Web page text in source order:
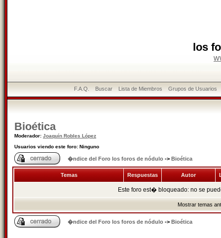
los
F.A.Q. Buscar Lista de Miembros Grupos de Usuarios
Bioética
Moderador: Joaquín Robles López
Usuarios viendo este foro: Ninguno
�ndice del Foro los foros de nódulo -> Bioética
Temas Respuestas Autor
Este foro est� bloqueado: no se
Mostrar temas
�ndice del Foro los foros de nódulo -> Bioética